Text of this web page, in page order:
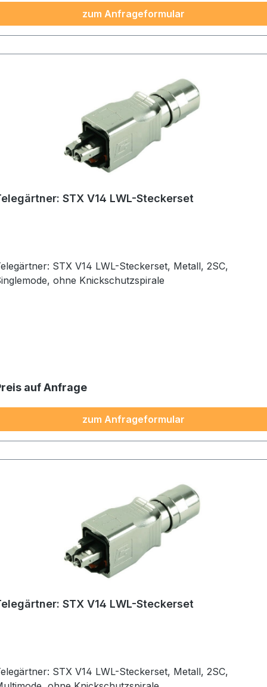
zum Anfrageformular
STX V14 LWL-Steckerset
STX V14 LWL-Steckerset, Metall, 2SC,
ohne Knickschutzspirale
auf Anfrage
zum Anfrageformular
STX V14 LWL-Steckerset
STX V14 LWL-Steckerset, Metall, 2SC,